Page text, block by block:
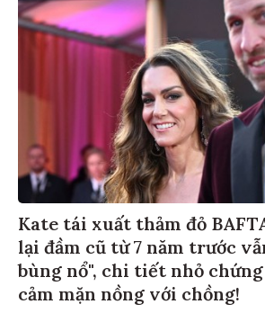
Kate tái xuất thảm đỏ
lại đầm cũ từ 7 năm trước
bùng nổ", chi tiết nhỏ
cảm mặn nồng với chồng!